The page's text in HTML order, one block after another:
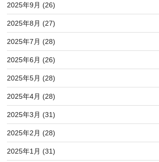
2025年9月 (26)
2025年8月 (27)
2025年7月 (28)
2025年6月 (26)
2025年5月 (28)
2025年4月 (28)
2025年3月 (31)
2025年2月 (28)
2025年1月 (31)